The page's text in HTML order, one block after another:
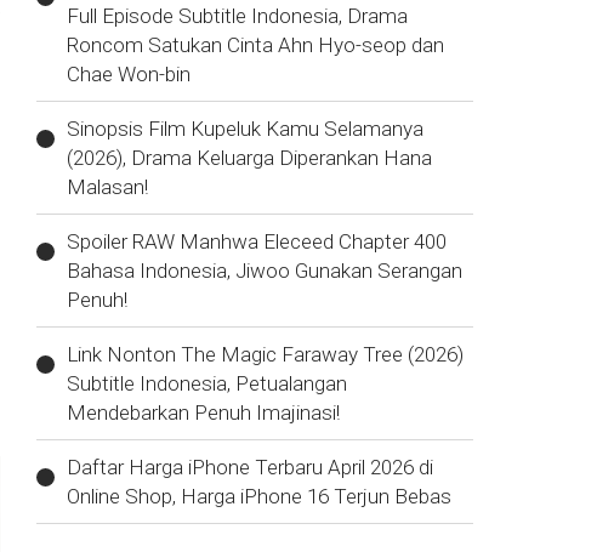
Full Episode Subtitle Indonesia, Drama
Roncom Satukan Cinta Ahn Hyo-seop dan
Chae Won-bin
Sinopsis Film Kupeluk Kamu Selamanya
(2026), Drama Keluarga Diperankan Hana
Malasan!
Spoiler RAW Manhwa Eleceed Chapter 400
Bahasa Indonesia, Jiwoo Gunakan Serangan
Penuh!
Link Nonton The Magic Faraway Tree (2026)
Subtitle Indonesia, Petualangan
Mendebarkan Penuh Imajinasi!
Daftar Harga iPhone Terbaru April 2026 di
Online Shop, Harga iPhone 16 Terjun Bebas